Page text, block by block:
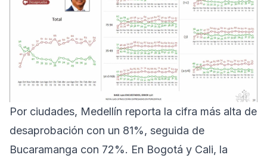
Por ciudades, Medellín reporta la cifra más alta de
desaprobación con un 81%, seguida de
Bucaramanga con 72%. En Bogotá y Cali, la